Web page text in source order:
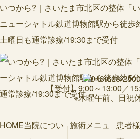
いつから?｜さいたま市北区の整体「
ニューシャトル鉄道博物館駅から徒歩
土曜日も通常診療/19:30まで受付
【受付】9:00～13:00／
※木曜午前、日祝
HOME当院につい 施術メニュ
患者